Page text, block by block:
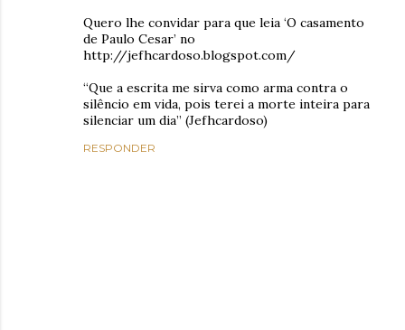
Quero lhe convidar para que leia ‘O casamento
de Paulo Cesar’ no
http://jefhcardoso.blogspot.com/
“Que a escrita me sirva como arma contra o
silêncio em vida, pois terei a morte inteira para
silenciar um dia” (Jefhcardoso)
RESPONDER